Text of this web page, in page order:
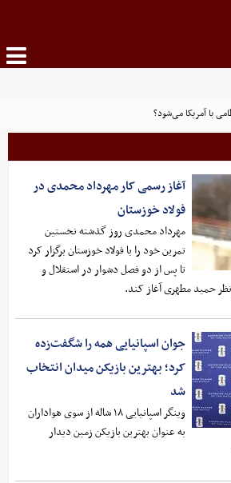
با آمریکا می‌شود؟
آغاز رسمی کار مهرداد محمدی در
فولاد خوزستان
مهرداد محمدی روز گذشته نخستین
تمرین خود را با فولاد خوزستان برگزار کرد
تا پس از دو فصل دشوار در استقلال و
نظر حمید مطهری آغاز کند.
جوان اسپانیایی همه را شگفت‌زده
کرد؛ بهترین بازیکن میدان انتخاب
شد
وینگر اسپانیایی ۱۸ شاله از سوی هواداران
به عنوان بهترین بازیکن زمین دیدار